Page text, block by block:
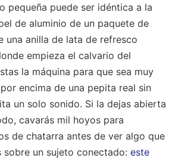
pequeña puede ser idéntica a la
de aluminio de un paquete de
una anilla de lata de refresco
empieza el calvario del
la máquina para que sea muy
encima de una pepita real sin
un solo sonido. Si la dejas abierta
cavarás mil hoyos para
de chatarra antes de ver algo que
sobre un sujeto conectado: este